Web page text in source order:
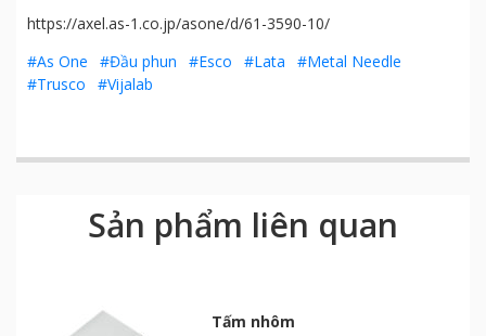
https://axel.as-1.co.jp/asone/d/61-3590-10/
#As One
#Đầu phun #Esco #Lata
#Metal Needle
#Trusco
#Vijalab
Sản phẩm liên quan
Tấm nhôm